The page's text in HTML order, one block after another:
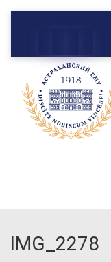
IMG_2278